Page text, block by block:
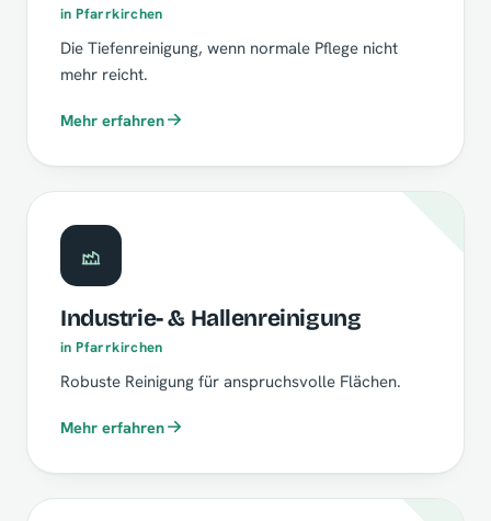
in Pfarrkirchen
Die Tiefenreinigung, wenn normale Pflege nicht
mehr reicht.
Mehr erfahren
Industrie- & Hallenreinigung
in Pfarrkirchen
Robuste Reinigung für anspruchsvolle Flächen.
Mehr erfahren